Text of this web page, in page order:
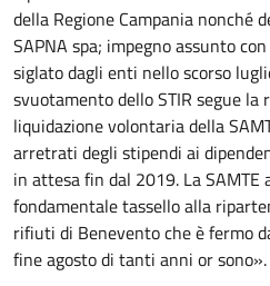
della Regione Campania nonché
SAPNA spa; impegno assunto
siglato dagli enti nello scorso
svuotamento dello STIR segue la
liquidazione volontaria della
arretrati degli stipendi ai
in attesa fin dal 2019. La SAMTE
fondamentale tassello alla
rifiuti di Benevento che è fermo
fine agosto di tanti anni or sono».